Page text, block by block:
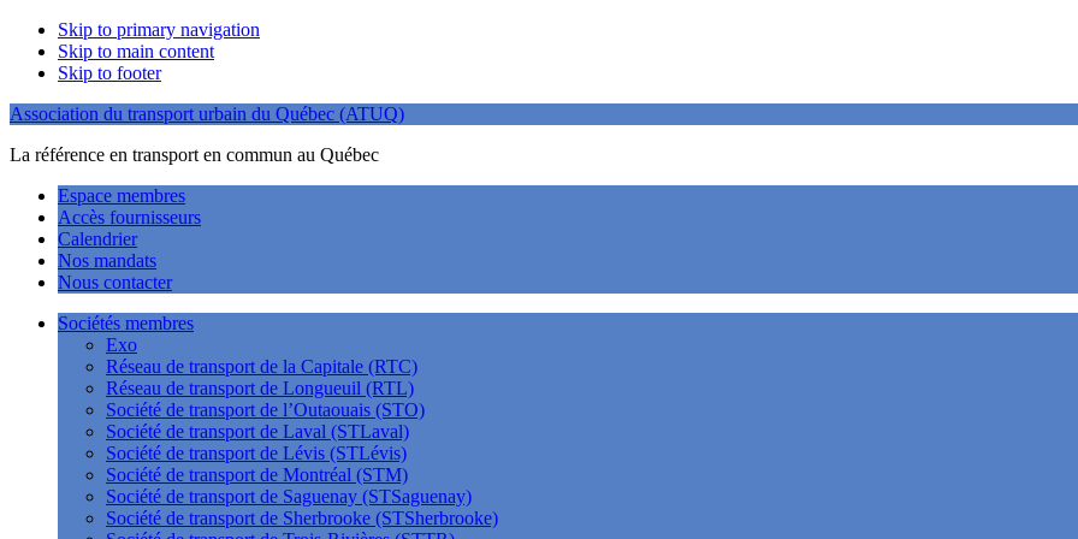
Skip to primary navigation
Skip to main content
Skip to footer
Association du transport urbain du Québec (ATUQ)
La référence en transport en commun au Québec
Espace membres
Accès fournisseurs
Calendrier
Nos mandats
Nous contacter
Sociétés membres
Exo
Réseau de transport de la Capitale (RTC)
Réseau de transport de Longueuil (RTL)
Société de transport de l’Outaouais (STO)
Société de transport de Laval (STLaval)
Société de transport de Lévis (STLévis)
Société de transport de Montréal (STM)
Société de transport de Saguenay (STSaguenay)
Société de transport de Sherbrooke (STSherbrooke)